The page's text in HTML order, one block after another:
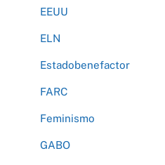
EEUU
ELN
Estadobenefactor
FARC
Feminismo
GABO